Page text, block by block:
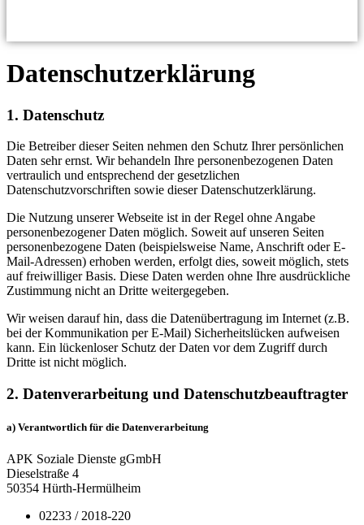
Datenschutzerklärung
1. Datenschutz
Die Betreiber dieser Seiten nehmen den Schutz Ihrer persönlichen
Daten sehr ernst. Wir behandeln Ihre personenbezogenen Daten
vertraulich und entsprechend der gesetzlichen
Datenschutzvorschriften sowie dieser Datenschutzerklärung.
Die Nutzung unserer Webseite ist in der Regel ohne Angabe
personenbezogener Daten möglich. Soweit auf unseren Seiten
personenbezogene Daten (beispielsweise Name, Anschrift oder E-
Mail-Adressen) erhoben werden, erfolgt dies, soweit möglich, stets
auf freiwilliger Basis. Diese Daten werden ohne Ihre ausdrückliche
Zustimmung nicht an Dritte weitergegeben.
Wir weisen darauf hin, dass die Datenübertragung im Internet (z.B.
bei der Kommunikation per E-Mail) Sicherheitslücken aufweisen
kann. Ein lückenloser Schutz der Daten vor dem Zugriff durch
Dritte ist nicht möglich.
2. Datenverarbeitung und Datenschutzbeauftragter
a) Verantwortlich für die Datenverarbeitung
APK Soziale Dienste gGmbH
Dieselstraße 4
50354 Hürth-Hermülheim
02233 / 2018-220